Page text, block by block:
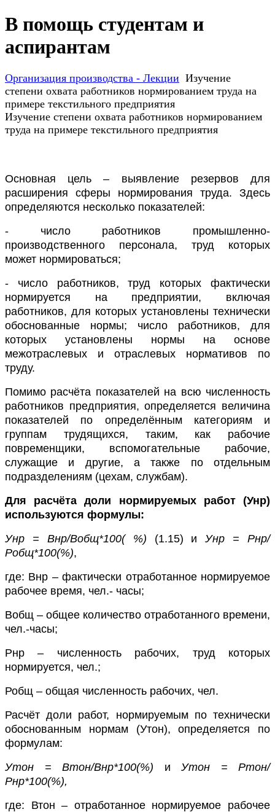
В помощь студентам и
аспирантам
Организация производства - Лекции Изучение
степени охвата работников нормированием труда на
примере текстильного предприятия
Изучение степени охвата работников нормированием
труда на примере текстильного предприятия
Основная цель – выявление резервов для
расширения сферы нормирования труда. Здесь
определяются несколько показателей:
- число работников промышленно-
производственного персонала, труд которых
может нормироваться;
- число работников, труд которых фактически
нормируется на предприятии, включая
работников, для которых установлены технически
обоснованные нормы; число работников, для
которых установлены нормы на основе
межотраслевых и отраслевых нормативов по
труду.
Помимо расчёта показателей на всю численность
работников предприятия, определяется величина
показателей по определённым категориям и
группам трудящихся, таким, как рабочие
повременщики, вспомогательные рабочие,
служащие и другие, а также по отдельным
подразделениям (цехам, службам).
Для расчёта доли нормируемых работ (Унр)
используются формулы:
Унр = Внр/Вобщ*100( %) (1.15) иУнр = Рнр/
Робщ*100(%),
где: Внр – фактически отработанное нормируемое
рабочее время, чел.- часы;
Вобщ – общее количество отработанного времени,
чел.-часы;
Рнр – численность рабочих, труд которых
нормируется, чел.;
Робщ – общая численность рабочих, чел.
Расчёт доли работ, нормируемым по технически
обоснованным нормам (Утон), определяется по
формулам:
Утон = Втон/Внр*100(%) и Утон = Ртон/
Рнр*100(%),
где: Втон – отработанное нормируемое рабочее